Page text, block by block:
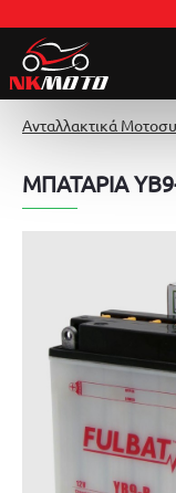
Ανταλλακτικά
ΜΠΑΤΑΡΙΑ